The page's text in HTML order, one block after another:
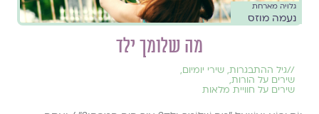
גלויה מארחת
נעמה מוזס
מה שלומך ילד
//גיל ההתבגרות, שירי יומיום,
שירים על הורות,
שירים על חוויית מלאות